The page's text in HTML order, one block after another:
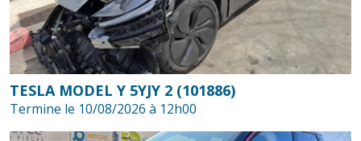
TESLA MODEL Y 5YJY 2 (101886)
Termine le 10/08/2026 à 12h00